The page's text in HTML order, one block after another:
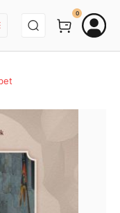
BEJELENTKEZÉS
0